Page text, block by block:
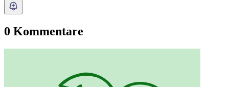
0 Kommentare